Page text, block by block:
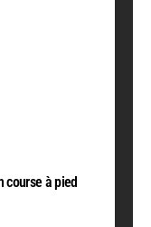
course à pied